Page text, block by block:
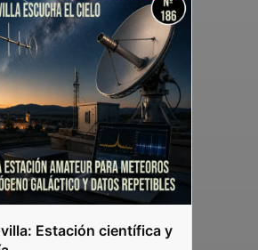
Estación científica y